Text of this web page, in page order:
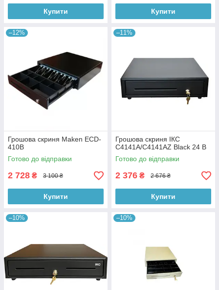
Купити Купити
–12%
Грошова скриня Maken ECD-
410B
Готово до відправки
2 728 ₴ 3 100 ₴
Купити
–11%
Грошова скриня ІКС
C4141A/C4141AZ Black 24 В
Готово до відправки
2 376 ₴ 2 676 ₴
Купити
–10% –10%